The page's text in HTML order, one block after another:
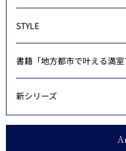
STYLE
書籍「地方都市で叶える満室
新シリーズ